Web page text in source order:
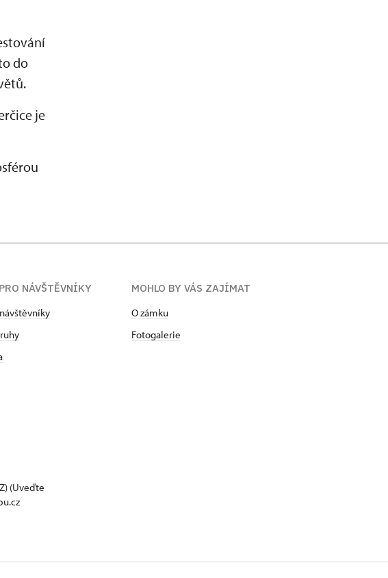
do
je
NÁVŠTĚVNÍKY
MOHLO BY VÁS ZAJÍMAT
O zámku
Fotogalerie
(Uveďte